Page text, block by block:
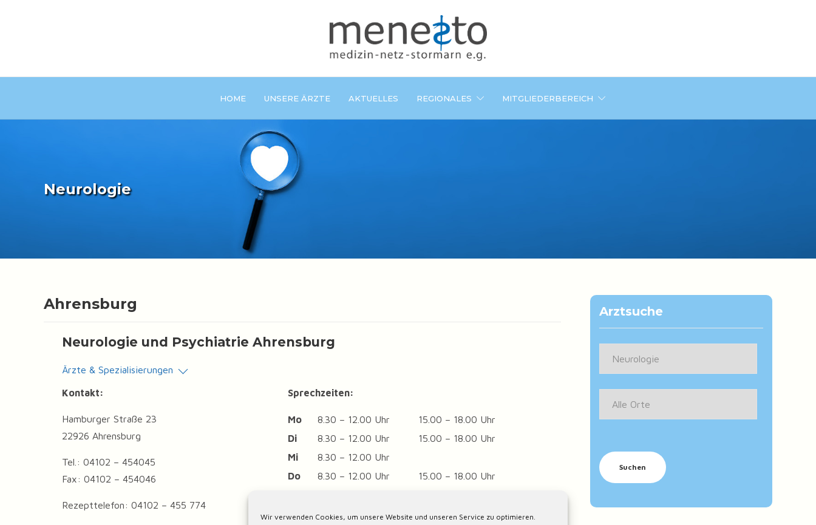
Wir verwenden Cookies, um unsere Website und unseren Service zu optimieren.
HOME UNSERE ÄRZTE AKTUELLES REGIONALES MITGLIEDERBEREICH
Neurologie
Ahrensburg
Neurologie und Psychiatrie Ahrensburg
Ärzte & Spezialisierungen
Kontakt:
Hamburger Straße 23
22926 Ahrensburg
Tel.: 04102 – 454045
Fax: 04102 – 454046
Rezepttelefon: 04102 – 455 774
Sprechzeiten:
Mo 8.30 – 12.00 Uhr
15.00 – 18.00 Uhr
Di
8.30 – 12.00 Uhr
15.00 – 18.00 Uhr
Mi
8.30 – 12.00 Uhr
Do
8.30 – 12.00 Uhr
15.00 – 18.00 Uhr
und nach Vereinbarung
Arztsuche